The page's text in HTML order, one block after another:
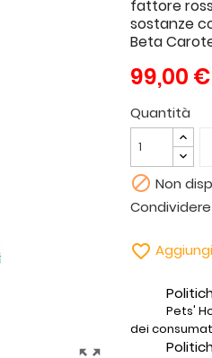
fattore
sostanze
Beta
99,00 €
Quantità
 Non
Condividere

Pets'
dei